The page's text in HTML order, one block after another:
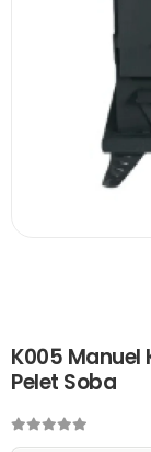
K005 Manuel
Pelet Soba